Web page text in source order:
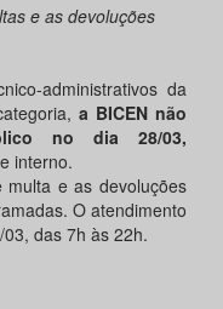
e as devoluções
administrativos da
a BICEN não
no dia 28/03,
interno.
e as devoluções
O atendimento
das 7h às 22h.